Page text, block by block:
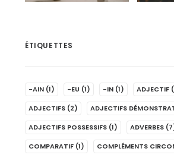
ÉTIQUETTES
-AIN (1) -EU (1) -IN (1) ADJECTIF
ADJECTIFS (2) ADJECTIFS
ADJECTIFS POSSESSIFS (1) ADVERBES
COMPARATIF (1) COMPLÉMENTS